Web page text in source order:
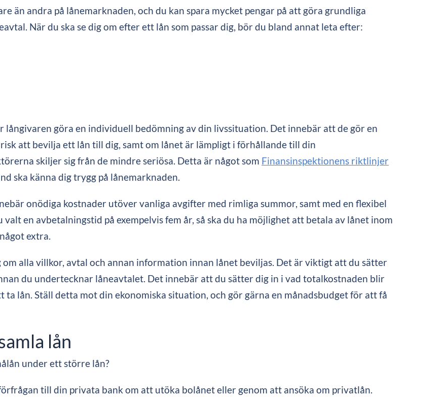
än andra på lånemarknaden, och du kan spara mycket pengar på att göra grundliga
När du ska se dig om efter ett lån som passar dig, bör du bland annat leta efter:
långivaren göra en individuell bedömning av din livssituation. Det innebär att de gör en
att bevilja ett lån till dig, samt om lånet är lämpligt i förhållande till din
skiljer sig från de mindre seriösa. Detta är något som Finansinspektionens riktlinjer
ska känna dig trygg på lånemarknaden.
onödiga kostnader utöver vanliga avgifter med rimliga summor, samt med en flexibel
en avbetalningstid på exempelvis fem år, så ska du ha möjlighet att betala av lånet inom
extra.
alla villkor, avtal och annan information innan lånet beviljas. Det är viktigt att du sätter
du undertecknar låneavtalet. Det innebär att du sätter dig in i vad totalkostnaden blir
lån. Ställ detta mot din ekonomiska situation, och gör gärna en månadsbudget för att få
lån
under ett större lån?
till din privata bank om att utöka bolånet eller genom att ansöka om privatlån.